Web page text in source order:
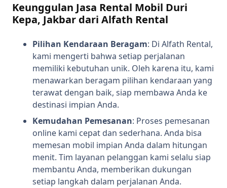
Keunggulan Jasa Rental Mobil Duri
Kepa, Jakbar dari Alfath Rental
Pilihan Kendaraan Beragam: Di Alfath Rental,
kami mengerti bahwa setiap perjalanan
memiliki kebutuhan unik. Oleh karena itu, kami
menawarkan beragam pilihan kendaraan yang
terawat dengan baik, siap membawa Anda ke
destinasi impian Anda.
Kemudahan Pemesanan: Proses pemesanan
online kami cepat dan sederhana. Anda bisa
memesan mobil impian Anda dalam hitungan
menit. Tim layanan pelanggan kami selalu siap
membantu Anda, memberikan dukungan
setiap langkah dalam perjalanan Anda.